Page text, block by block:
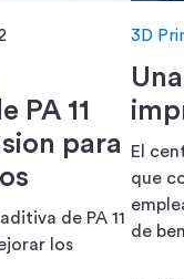
PA 11
para
de PA 11
los
3D
El
que
de